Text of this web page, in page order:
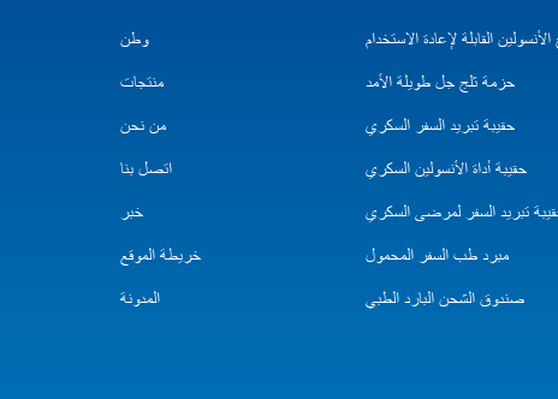
وطن
منتجات
من نحن
اتصل بنا
خبر
خريطة الموقع
المدونة
القابلة لإعادة الاستخدام
حزمة ثلج جل طويلة الأمد
حقيبة تبريد السفر السكري
حقيبة أداة الأنسولين السكري
تبريد السفر لمرضى السكري
مبرد طب السفر المحمول
صندوق الشحن البارد الطبي